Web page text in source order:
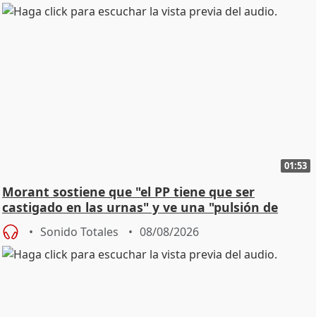
01:53
Morant sostiene que "el PP tiene que ser
castigado en las urnas" y ve una "pulsión de
cambio"
Sonido Totales 08/08/2026